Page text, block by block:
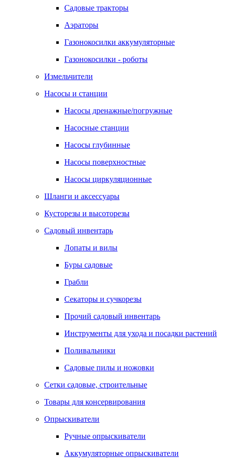
Садовые тракторы
Аэраторы
Газонокосилки аккумуляторные
Газонокосилки - роботы
Измельчители
Насосы и станции
Насосы дренажные/погружные
Насосные станции
Насосы глубинные
Насосы поверхностные
Насосы циркуляционные
Шланги и аксессуары
Кусторезы и высоторезы
Садовый инвентарь
Лопаты и вилы
Буры садовые
Грабли
Секаторы и сучкорезы
Прочий садовый инвентарь
Инструменты для ухода и посадки растений
Поливальники
Садовые пилы и ножовки
Сетки садовые, строительные
Товары для консервирования
Опрыскиватели
Ручные опрыскиватели
Аккумуляторные опрыскиватели